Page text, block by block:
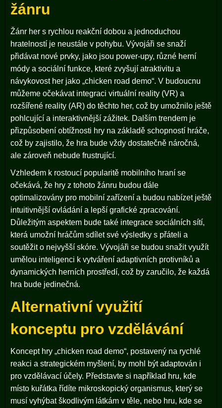
žánru
Žánr her s rychlou reakční dobou a jednoduchou
hratelností je neustále v pohybu. Vývojáři se snaží
přidávat nové prvky, jako jsou power-upy, různé herní
módy a sociální funkce, které zvyšují atraktivitu a
návykovost her jako „chicken road demo“. V budoucnu
můžeme očekávat integraci virtuální reality (VR) a
rozšířené reality (AR) do těchto her, což by umožnilo ještě
pohlcující a interaktivnější zážitek. Dalším trendem je
přizpůsobení obtížnosti hry na základě schopností hráče,
což by zajistilo, že hra bude vždy dostatečně náročná,
ale zároveň nebude frustrující.
Vzhledem k rostoucí popularitě mobilního hraní se
očekává, že hry z tohoto žánru budou dále
optimalizovány pro mobilní zařízení a budou nabízet ještě
intuitivnější ovládání a lepší grafické zpracování.
Důležitým aspektem bude také integrace sociálních sítí,
která umožní hráčům sdílet své výsledky s přáteli a
soutěžit o nejvyšší skóre. Vývojáři se budou snažit využít
umělou inteligenci k vytváření adaptivních protivníků a
dynamických herních prostředí, což by zaručilo, že každá
hra bude jedinečná.
Alternativní využití
konceptu pro vzdělávání
Koncept hry „chicken road demo“, postavený na rychlé
reakci a strategickém myšlení, by mohl být adaptován i
pro vzdělávací účely. Představte si například hru, kde
místo kuřátka řídíte mikroskopický organismus, který se
musí vyhýbat škodlivým látkám v těle, nebo hru, kde se